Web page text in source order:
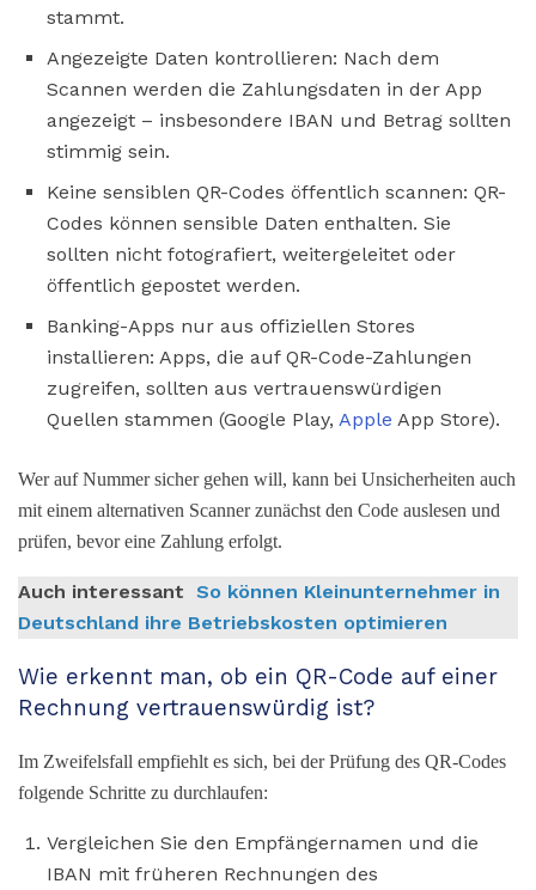
stammt.
Angezeigte Daten kontrollieren: Nach dem
Scannen werden die Zahlungsdaten in der App
angezeigt – insbesondere IBAN und Betrag sollten
stimmig sein.
Keine sensiblen QR-Codes öffentlich scannen: QR-
Codes können sensible Daten enthalten. Sie
sollten nicht fotografiert, weitergeleitet oder
öffentlich gepostet werden.
Banking-Apps nur aus offiziellen Stores
installieren: Apps, die auf QR-Code-Zahlungen
zugreifen, sollten aus vertrauenswürdigen
Quellen stammen (Google Play, Apple App Store).
Wer auf Nummer sicher gehen will, kann bei Unsicherheiten auch
mit einem alternativen Scanner zunächst den Code auslesen und
prüfen, bevor eine Zahlung erfolgt.
Auch interessant So können Kleinunternehmer in
Deutschland ihre Betriebskosten optimieren
Wie erkennt man, ob ein QR-Code auf einer
Rechnung vertrauenswürdig ist?
Im Zweifelsfall empfiehlt es sich, bei der Prüfung des QR-Codes
folgende Schritte zu durchlaufen:
Vergleichen Sie den Empfängernamen und die
IBAN mit früheren Rechnungen des